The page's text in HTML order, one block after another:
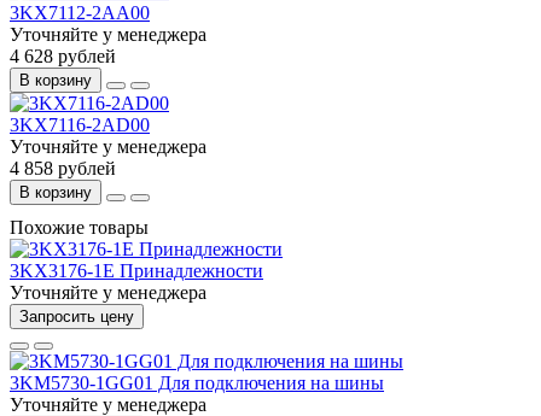
3KX7112-2AA00
Уточняйте у менеджера
4 628 рублей
В корзину
3KX7116-2AD00
Уточняйте у менеджера
4 858 рублей
В корзину
Похожие товары
3KX3176-1E Принадлежности
Уточняйте у менеджера
Запросить цену
3KM5730-1GG01 Для подключения на шины
Уточняйте у менеджера